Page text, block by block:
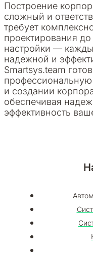
Построение
сложный и
требует
проектирования
настройки —
надежной и
Smartsys.team
и создании
обеспечивая
эффективность